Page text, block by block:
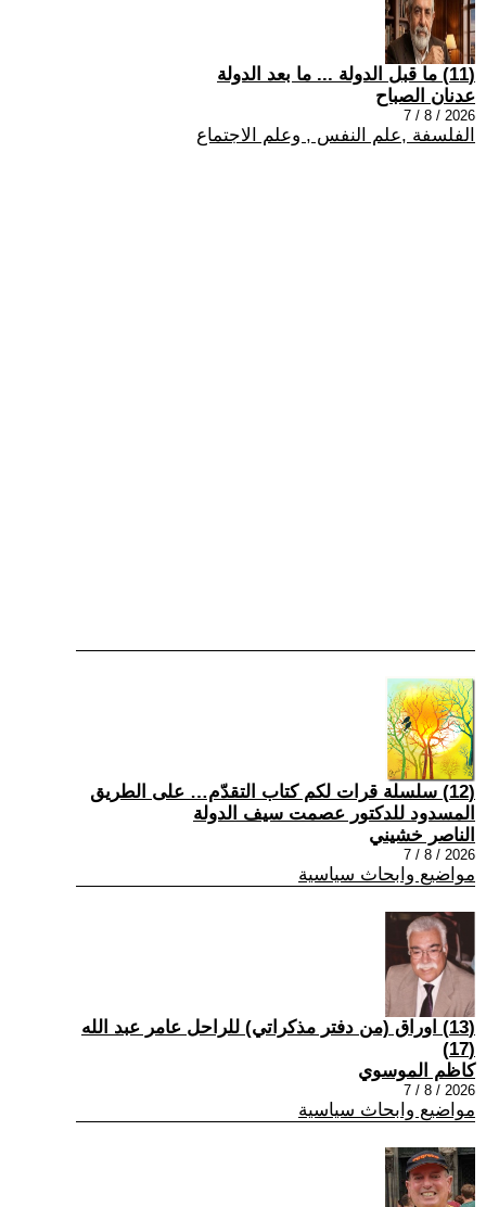
(11) ما قبل الدولة ... ما بعد الدولة
عدنان الصباح
2026 / 8 / 7
الفلسفة ,علم النفس , وعلم الاجتماع
(12) سلسلة قرات لكم كتاب التقدّم… على الطريق
المسدود للدكتور عصمت سيف الدولة
الناصر خشيني
2026 / 8 / 7
مواضيع وابحاث سياسية
(13) اوراق (من دفتر مذكراتي) للراحل عامر عبد الله
(17)
كاظم الموسوي
2026 / 8 / 7
مواضيع وابحاث سياسية